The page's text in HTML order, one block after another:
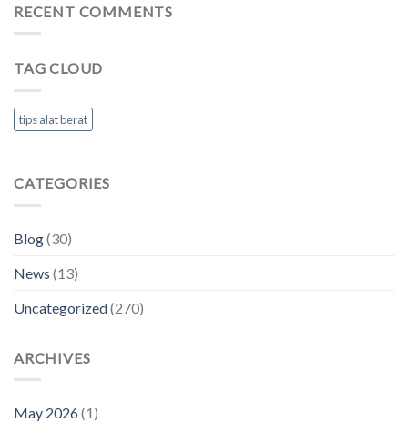
RECENT COMMENTS
TAG CLOUD
tips alat berat
CATEGORIES
Blog(30)
News (13)
Uncategorized(270)
ARCHIVES
May 2026(1)